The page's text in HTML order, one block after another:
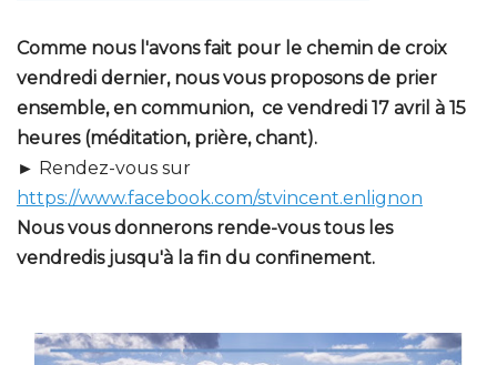
Comme nous l'avons fait pour le chemin de croix
vendredi dernier, nous vous proposons de prier
ensemble, en communion, ce vendredi 17 avril à 15
heures (méditation, prière, chant).
► Rendez-vous sur
https://www.facebook.com/stvincent.enlignon
Nous vous donnerons rende-vous tous les
vendredis jusqu'à la fin du confinement.